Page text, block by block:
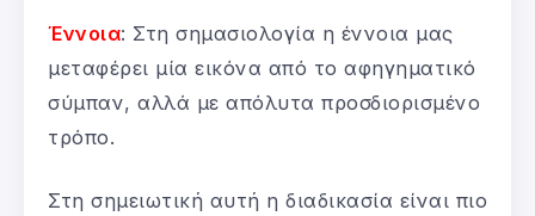
Έννοια: Στη σημασιολογία η έννοια μας
μεταφέρει μία εικόνα από το αφηγηματικό
σύμπαν, αλλά με απόλυτα προσδιορισμένο
τρόπο.
Στη σημειωτική αυτή η διαδικασία είναι πιο